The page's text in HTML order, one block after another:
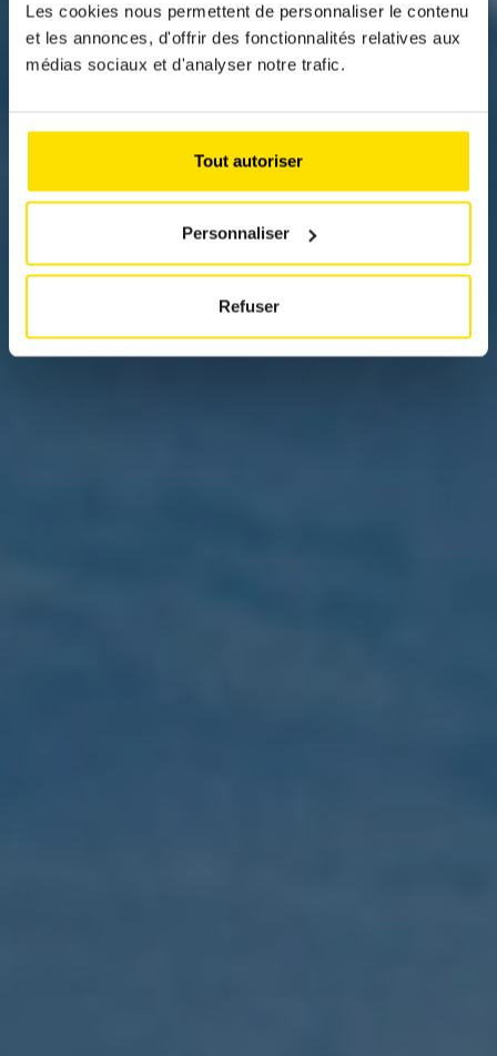
Les cookies nous permettent de personnaliser le contenu
et les annonces, d'offrir des fonctionnalités relatives aux
médias sociaux et d'analyser notre trafic.
Tout autoriser
Personnaliser
Refuser
GUIDE DU VOYAGE À
VÉLO
Réponses rapides aux questions essentielles